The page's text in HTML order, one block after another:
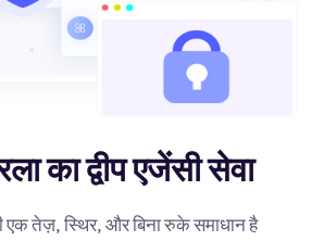
का द्वीप एजेंसी सेवा
एक तेज़, स्थिर, और बिना रुके समाधान है